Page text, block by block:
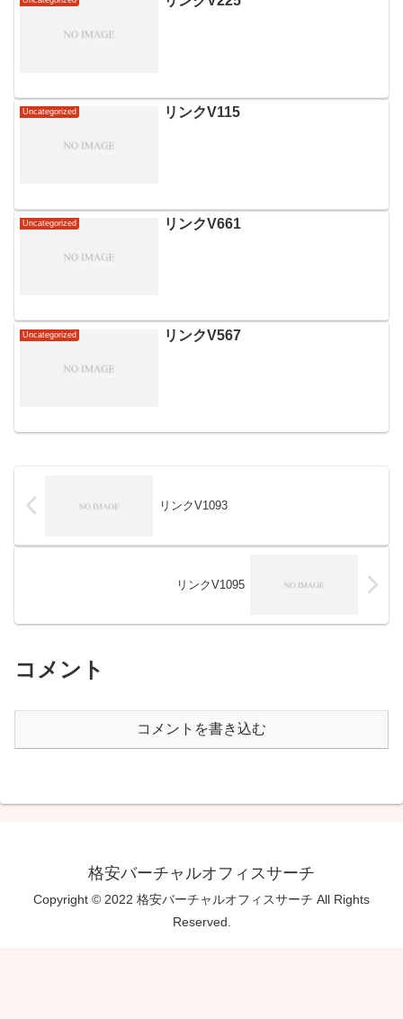
Uncategorized リンクV115
Uncategorized リンクV661
Uncategorized リンクV567
リンクV1093
リンクV1095
コメント
コメントを書き込む
格安バーチャルオフィスサーチ
Copyright © 2022 格安バーチャルオフィスサーチ All Rights
Reserved.